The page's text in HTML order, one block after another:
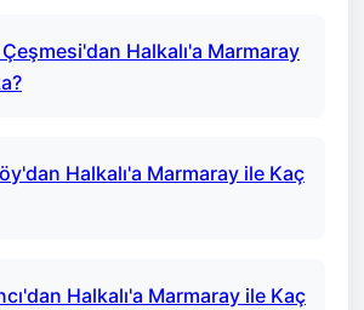
Çeşmesi'dan Halkalı'a Marmaray
Halkalı'a Marmaray ile Kaç
Halkalı'a Marmaray ile Kaç